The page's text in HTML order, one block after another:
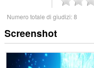
Numero totale di giudizi:8
Screenshot